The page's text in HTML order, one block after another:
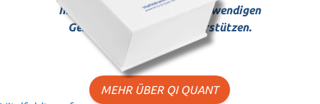
Ihrer Gesundheit und den notwendigen
Genesungsprozessen unterstützen.
MEHR ÜBER QI QUANT